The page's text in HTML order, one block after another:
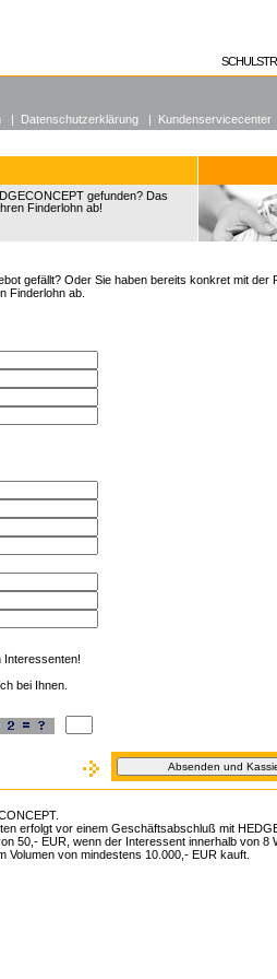
Fonds
Hedgefonds?
gefunden? Das
Finderlohn ab!
gefällt? Oder Sie haben bereits konkret mit der
Finderlohn ab.
Interessenten!
bei Ihnen.
erfolgt vor einem Geschäftsabschluß mit
50,- EUR, wenn der Interessent innerhalb von 8
Volumen von mindestens 10.000,- EUR kauft.
| Datenschutzerklärung | Kundenservicecenter